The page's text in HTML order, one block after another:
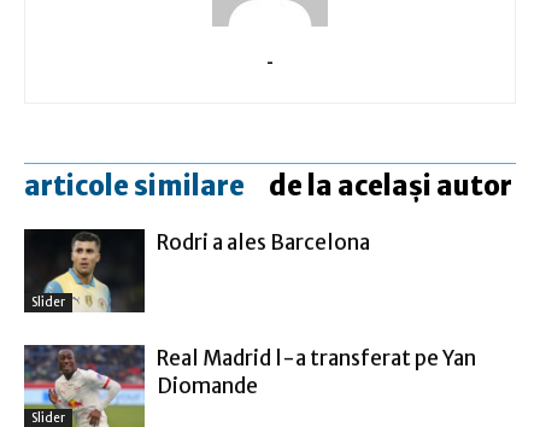
-
articole similare de la același autor
Slider
Rodri a ales Barcelona
Slider
Real Madrid l-a transferat pe Yan
Diomande